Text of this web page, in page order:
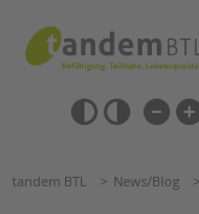
springen
Barrierefrei-
Einstellungen
überspringen
überspringen
tandem BTL News/Blog